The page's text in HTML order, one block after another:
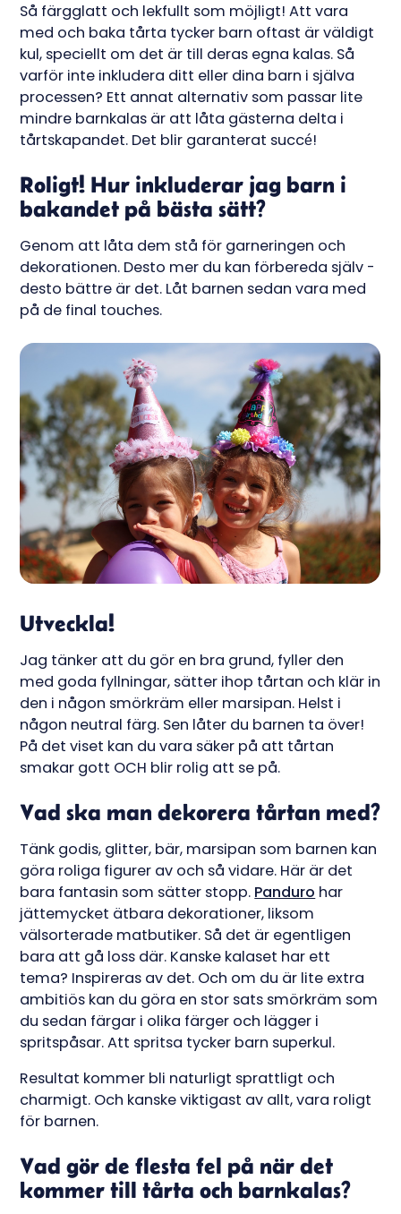
Så färgglatt och lekfullt som möjligt! Att vara
med och baka tårta tycker barn oftast är väldigt
kul, speciellt om det är till deras egna kalas. Så
varför inte inkludera ditt eller dina barn i själva
processen? Ett annat alternativ som passar lite
mindre barnkalas är att låta gästerna delta i
tårtskapandet. Det blir garanterat succé!
Roligt! Hur inkluderar jag barn i
bakandet på bästa sätt?
Genom att låta dem stå för garneringen och
dekorationen. Desto mer du kan förbereda själv -
desto bättre är det. Låt barnen sedan vara med
på de final touches.
Utveckla!
Jag tänker att du gör en bra grund, fyller den
med goda fyllningar, sätter ihop tårtan och klär in
den i någon smörkräm eller marsipan. Helst i
någon neutral färg. Sen låter du barnen ta över!
På det viset kan du vara säker på att tårtan
smakar gott OCH blir rolig att se på.
Vad ska man dekorera tårtan med?
Tänk godis, glitter, bär, marsipan som barnen kan
göra roliga figurer av och så vidare. Här är det
bara fantasin som sätter stopp. Panduro har
jättemycket ätbara dekorationer, liksom
välsorterade matbutiker. Så det är egentligen
bara att gå loss där. Kanske kalaset har ett
tema? Inspireras av det. Och om du är lite extra
ambitiös kan du göra en stor sats smörkräm som
du sedan färgar i olika färger och lägger i
spritspåsar. Att spritsa tycker barn superkul.
Resultat kommer bli naturligt sprattligt och
charmigt. Och kanske viktigast av allt, vara roligt
för barnen.
Vad gör de flesta fel på när det
kommer till tårta och barnkalas?